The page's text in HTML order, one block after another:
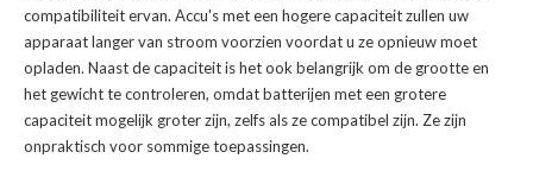
compatibiliteit ervan. Accu's met een hogere capaciteit zullen uw
apparaat langer van stroom voorzien voordat u ze opnieuw moet
opladen. Naast de capaciteit is het ook belangrijk om de grootte en
het gewicht te controleren, omdat batterijen met een grotere
capaciteit mogelijk groter zijn, zelfs als ze compatibel zijn. Ze zijn
onpraktisch voor sommige toepassingen.